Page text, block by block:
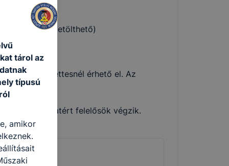
(honlapról letölthető)
érhető el. Az
és a pályázatért felelősök végzik.
tárol az
típusú
amikor